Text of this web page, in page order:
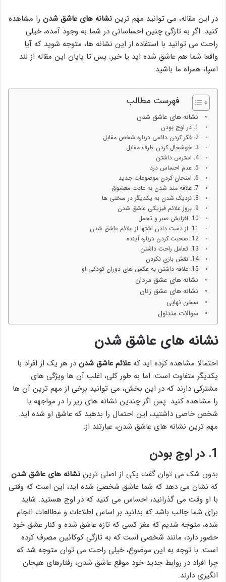
در این مقاله، می توانید مهم ترین نشانه های عاشق شدن را مشاهده
کنید. اگر به تازگی چنین احساساتی در شما به وجود آمده، خیلی
راحت می توانید با استفاده از این نشانه ها، متوجه شوید که آیا
واقعا شما هم عاشق شده اید یا خیر. پس تا پایان این مقاله از لند
اسپا، همراه ما باشید.
فهرست مطالب
نشانه های عاشق شدن
1. در اوج بودن
2. فکر کردن دائمی درباره شخص مقابل
3. خوشحال کردن طرف مقابل
4. استرس داشتن
5. عدم احساس درد
6. امتحان کردن موضوعات جدید
7. علاقه مند شدن به عادت معشوق
8. نزدیک شدن به یکدیگر در سختی ها
9. بروز علائم فیزیکی عاشق شدن
10. افزایش صبر و تحمل
11. از دست دادن اشتها از علائم عاشق شدن
12. صحبت کردن درباره آینده
13. تعامل راحت داشتن
14. نقش بازی نکردن
15. علاقه داشتن به عکس های دوران کودکی او
نشانه های عشق مردان
نشانه های عشق زنان
سخن نهایی
سوالات متداول
نشانه های عاشق شدن
احتمالا مشاهده کرده اید که علائم عاشق شدن در هر یک از افراد با
یکدیگر متفاوت است. اما به طور کلی، اغلب آن ها ویژگی های
مشترکی دارند که در این بخش، می توانید برخی از مهم ترین آن ها
را مشاهده کنید. پس اگر چندین نشانه های زیر را در مواجهه با
شخص خاصی داشتید، این احتمال را بدهید که عاشق او شده اید.
مهم ترین نشانه های عاشق شدن، عبارتند از:
1. در اوج بودن
بدون شک می توان گفت یکی از اصلی ترین نشانه های عاشق شدن
که نشان می دهد که شما عاشق شخصی شده اید، این است که وقتی
با او وقت می گذرانید، احساس می کنید که در اوج هستید. شاید
برای شما جالب باشد که بدانید بر اساس اطلاعات و مطالعات انجام
شده، متوجه شدیم که مغز کسی که تازه عاشق شده و کنار عشق خود
حضور دارد، مانند شخصی است که به تازگی کوکائین مصرف کرده
است. با توجه به این موضوع، خیلی راحت می توان متوجه شد که
چرا افراد در روابط جدید خود موقع عاشق شدن، رفتارهای هیجان
انگیزی دارند.